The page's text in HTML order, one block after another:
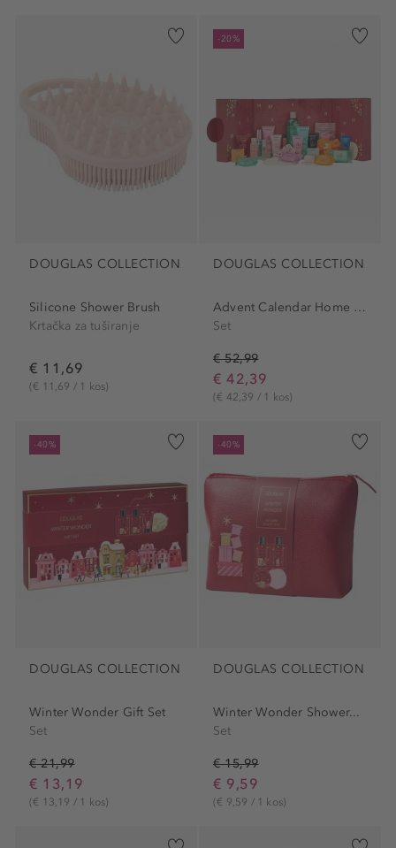
DOUGLAS COLLECTION
Silicone Shower Brush
Krtačka za tuširanje
€ 11,69
(€ 11,69 / 1 kos)
-20%
DOUGLAS COLLECTION
Advent Calendar Home Spa Set
Set
€ 52,99
€ 42,39
(€ 42,39 / 1 kos)
-40%
DOUGLAS COLLECTION
Winter Wonder Gift Set
Set
€ 21,99
€ 13,19
(€ 13,19 / 1 kos)
-40%
DOUGLAS COLLECTION
Winter Wonder Shower...
Set
€ 15,99
€ 9,59
(€ 9,59 / 1 kos)